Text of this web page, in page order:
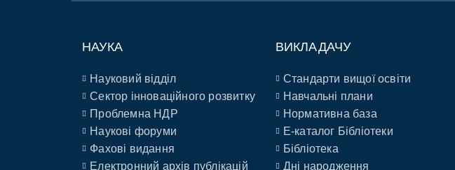
НАУКА
Науковий відділ
Сектор інноваційного розвитку
Проблемна НДР
Наукові форуми
Фахові видання
Електронний архів публікацій
ВИКЛАДАЧУ
Стандарти вищої освіти
Навчальні плани
Нормативна база
E-каталог Бібліотеки
Бібліотека
Дні народження